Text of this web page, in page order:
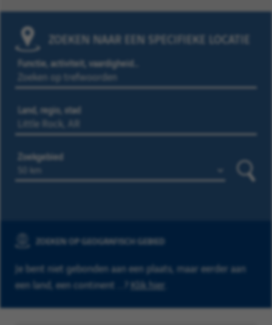
ZOEKEN NAAR EEN SPECIFIEKE LOCATIE
Functie, activiteit, vaardigheid…
Land, regio, stad
Zoekgebied
ZOEKEN OP GEOGRAFISCH GEBIED
Je bent niet gebonden aan een plaats, maar eerder aan
een land, een continent ...? Klik hier